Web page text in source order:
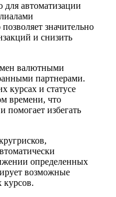
автоматизации
значительно
и снизить
валютными
партнерами.
курсах и статусе
времени, что
помогает избегать
определенных
возможные
курсов.